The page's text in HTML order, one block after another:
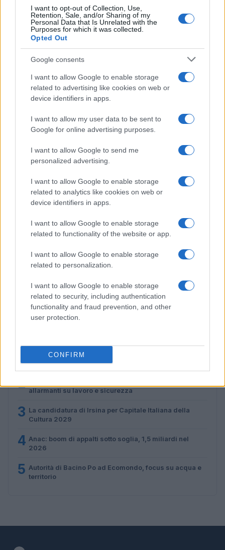
I want to opt-out of Collection, Use,
Retention, Sale, and/or Sharing of my
Personal Data that Is Unrelated with the
Purposes for which it was collected.
Opted Out
Google consents
I want to allow Google to enable storage
related to advertising like cookies on web or
device identifiers in apps.
I want to allow my user data to be sent to
Google for online advertising purposes.
I want to allow Google to send me
personalized advertising.
I want to allow Google to enable storage
related to analytics like cookies on web or
device identifiers in apps.
I want to allow Google to enable storage
related to functionality of the website or app.
I want to allow Google to enable storage
related to personalization.
I want to allow Google to enable storage
related to security, including authentication
functionality and fraud prevention, and other
user protection.
CONFIRM
Multe ai genitori per i colloqui saltati: la decisione di
Bolzano
BREAKING NEWS
Lavoro digitale: il governo introduce nuove regole per
Andrea Innocenti · 3 Ago 2026
C’è posta per te, stasera 25 gennaio: gli ospiti e le
anticipazioni
2 allarmanti su lavoro e sicurezza
3 La candidatura di Irsina per Capitale Italiana della
Cultura 2029
4 Anac: boom di appalti sotto soglia, 1,5 miliardi nel
2026
5 Autorità di Bacino Po ad Ecomondo, focus su acqua e
territorio